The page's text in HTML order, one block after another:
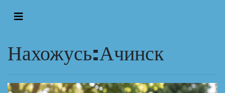
Нахожусь:Ачинск